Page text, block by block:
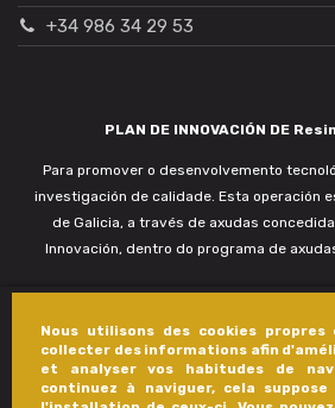
Nous utilisons des cookies
collecter des informations afin
et analyser vos habitudes de
continuez à naviguer, cela
+34 986 34 29 53
PLAN DE INNOVACIÓN DE
Para promover o desenvolvemento
investigación de calidade. Esta operación
de Galicia, a través de axudas
Innovación, dentro do programa de